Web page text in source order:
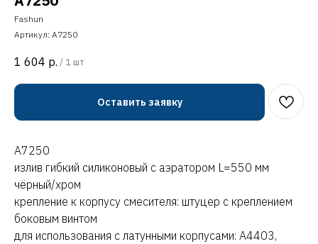
Fashun
Артикул: A7250
1 604 р. / 1 шт
Оставить заявку
A7250
излив гибкий силиконовый с аэратором L=550 мм
чёрный/хром
крепление к корпусу смесителя: штуцер с креплением
боковым винтом
для использования с латунными корпусами: A4403,